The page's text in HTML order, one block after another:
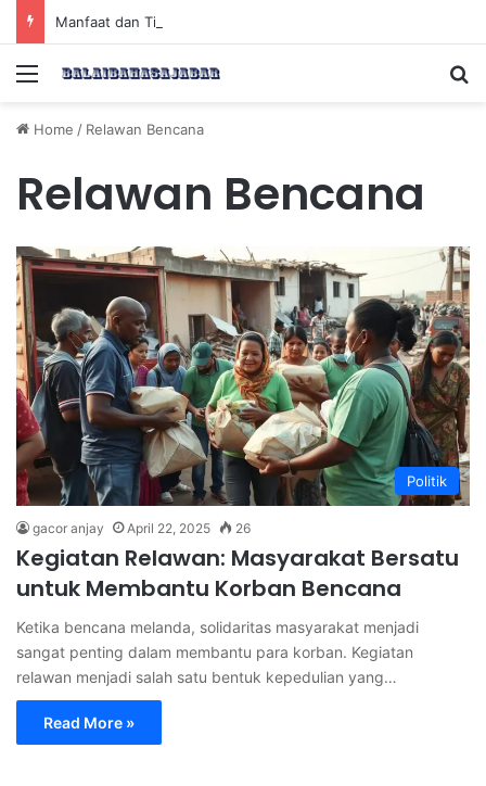
Manfaat dan Tips Puasa untuk Kesehatan Optimal
Menu
Home / Relawan Bencana
Relawan Bencana
Politik
gacor anjay April 22, 2025 26
Kegiatan Relawan: Masyarakat Bersatu
untuk Membantu Korban Bencana
Ketika bencana melanda, solidaritas masyarakat menjadi
sangat penting dalam membantu para korban. Kegiatan
relawan menjadi salah satu bentuk kepedulian yang…
Read More »